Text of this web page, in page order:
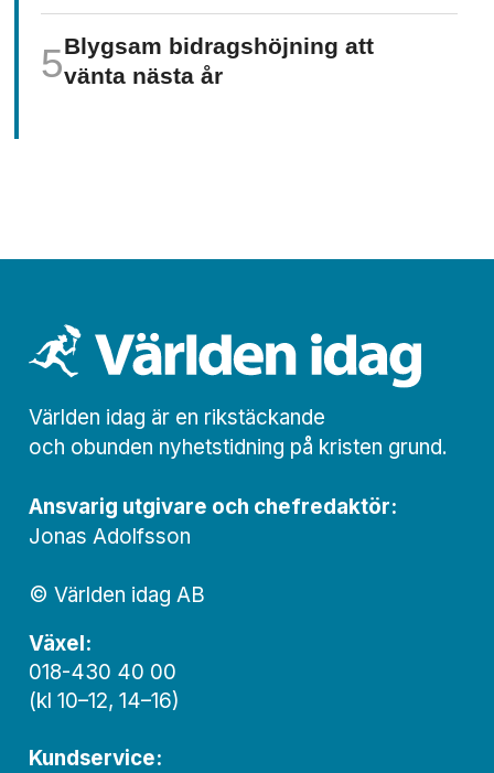
Blygsam bidrags­höjning att
vänta nästa år
Världen idag är en rikstäckande
och obunden nyhets­­­tidning på kristen grund.
Ansvarig utgivare och chef­redaktör:
Jonas Adolfsson
© Världen idag AB
Växel:
018-430 40 00
(kl 10–12, 14–16)
Kundservice: